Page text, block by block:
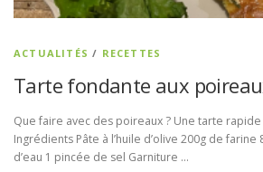
ACTUALITÉS / RECETTES
Tarte fondante aux
Que faire avec des poireaux ? Une tarte
Ingrédients Pâte à l’huile d’olive 200g de farine
d’eau 1 pincée de sel Garniture …